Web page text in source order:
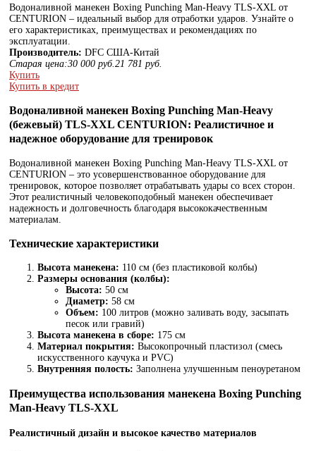
Водоналивной манекен Boxing Punching Man-Heavy TLS-XXL от
CENTURION – идеальный выбор для отработки ударов. Узнайте о
его характеристиках, преимуществах и рекомендациях по
эксплуатации.
Производитель: DFС США-Китай
Старая цена:30 000 руб. 21 781 руб.
Купить
Купить в кредит
Водоналивной манекен Boxing Punching Man-Heavy
(бежевый) TLS-XXL CENTURION: Реалистичное и
надежное оборудование для тренировок
Водоналивной манекен Boxing Punching Man-Heavy TLS-XXL от
CENTURION – это усовершенствованное оборудование для
тренировок, которое позволяет отрабатывать удары со всех сторон.
Этот реалистичный человекоподобный манекен обеспечивает
надежность и долговечность благодаря высококачественным
материалам.
Технические характеристики
Высота манекена: 110 см (без пластиковой колбы)
Размеры основания (колбы):
Высота: 50 см
Диаметр: 58 см
Объем: 100 литров (можно заливать воду, засыпать
песок или гравий)
Высота манекена в сборе: 175 см
Материал покрытия: Высокопрочный пластизол (смесь
искусственного каучука и PVC)
Внутренняя полость: Заполнена улучшенным пеноуретаном
Преимущества использования манекена Boxing Punching
Man-Heavy TLS-XXL
Реалистичный дизайн и высокое качество материалов